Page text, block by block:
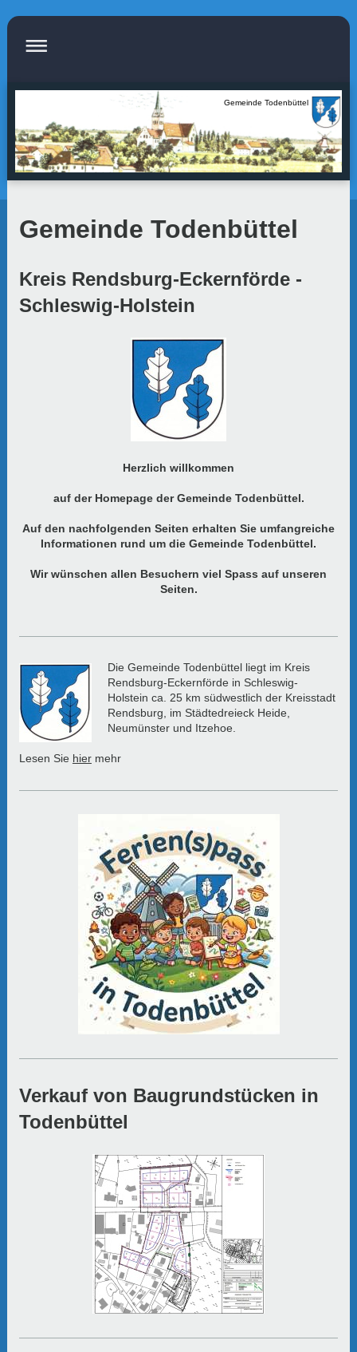
Gemeinde Todenbüttel
Gemeinde Todenbüttel
Kreis Rendsburg-Eckernförde -
Schleswig-Holstein
Herzlich willkommen
auf der Homepage der Gemeinde Todenbüttel.
Auf den nachfolgenden Seiten erhalten Sie umfangreiche
Informationen rund um die Gemeinde Todenbüttel.
Wir wünschen allen Besuchern viel Spass auf unseren
Seiten.
Die Gemeinde Todenbüttel liegt im Kreis
Rendsburg-Eckernförde in Schleswig-
Holstein ca. 25 km südwestlich der Kreisstadt
Rendsburg, im Städtedreieck Heide,
Neumünster und Itzehoe.
Lesen Sie hiermehr
Verkauf von Baugrundstücken in
Todenbüttel